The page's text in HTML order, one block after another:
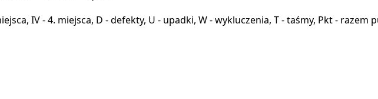
IV - 4. miejsca, D - defekty, U - upadki, W - wykluczenia, T - taśmy, Pkt - razem